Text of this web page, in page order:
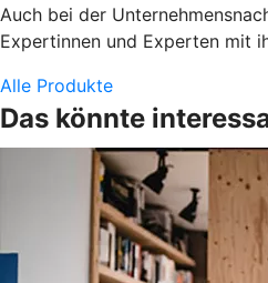
Auch bei der
Expertinnen und Experten mit
Alle Produkte
Das könnte